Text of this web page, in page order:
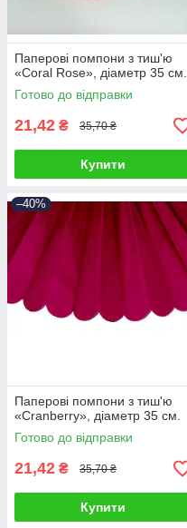
Паперові помпони з тиш'ю
«Coral Rose», діаметр 35 см.
Готово до відправки
21,42 ₴ 35,70 ₴
Купити
–40%
Паперові помпони з тиш'ю
«Cranberry», діаметр 35 см.
Готово до відправки
21,42 ₴ 35,70 ₴
Купити